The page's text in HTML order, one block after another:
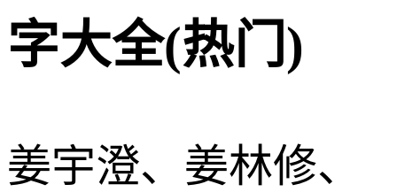
字大全(热门)
姜宇澄、姜林修、